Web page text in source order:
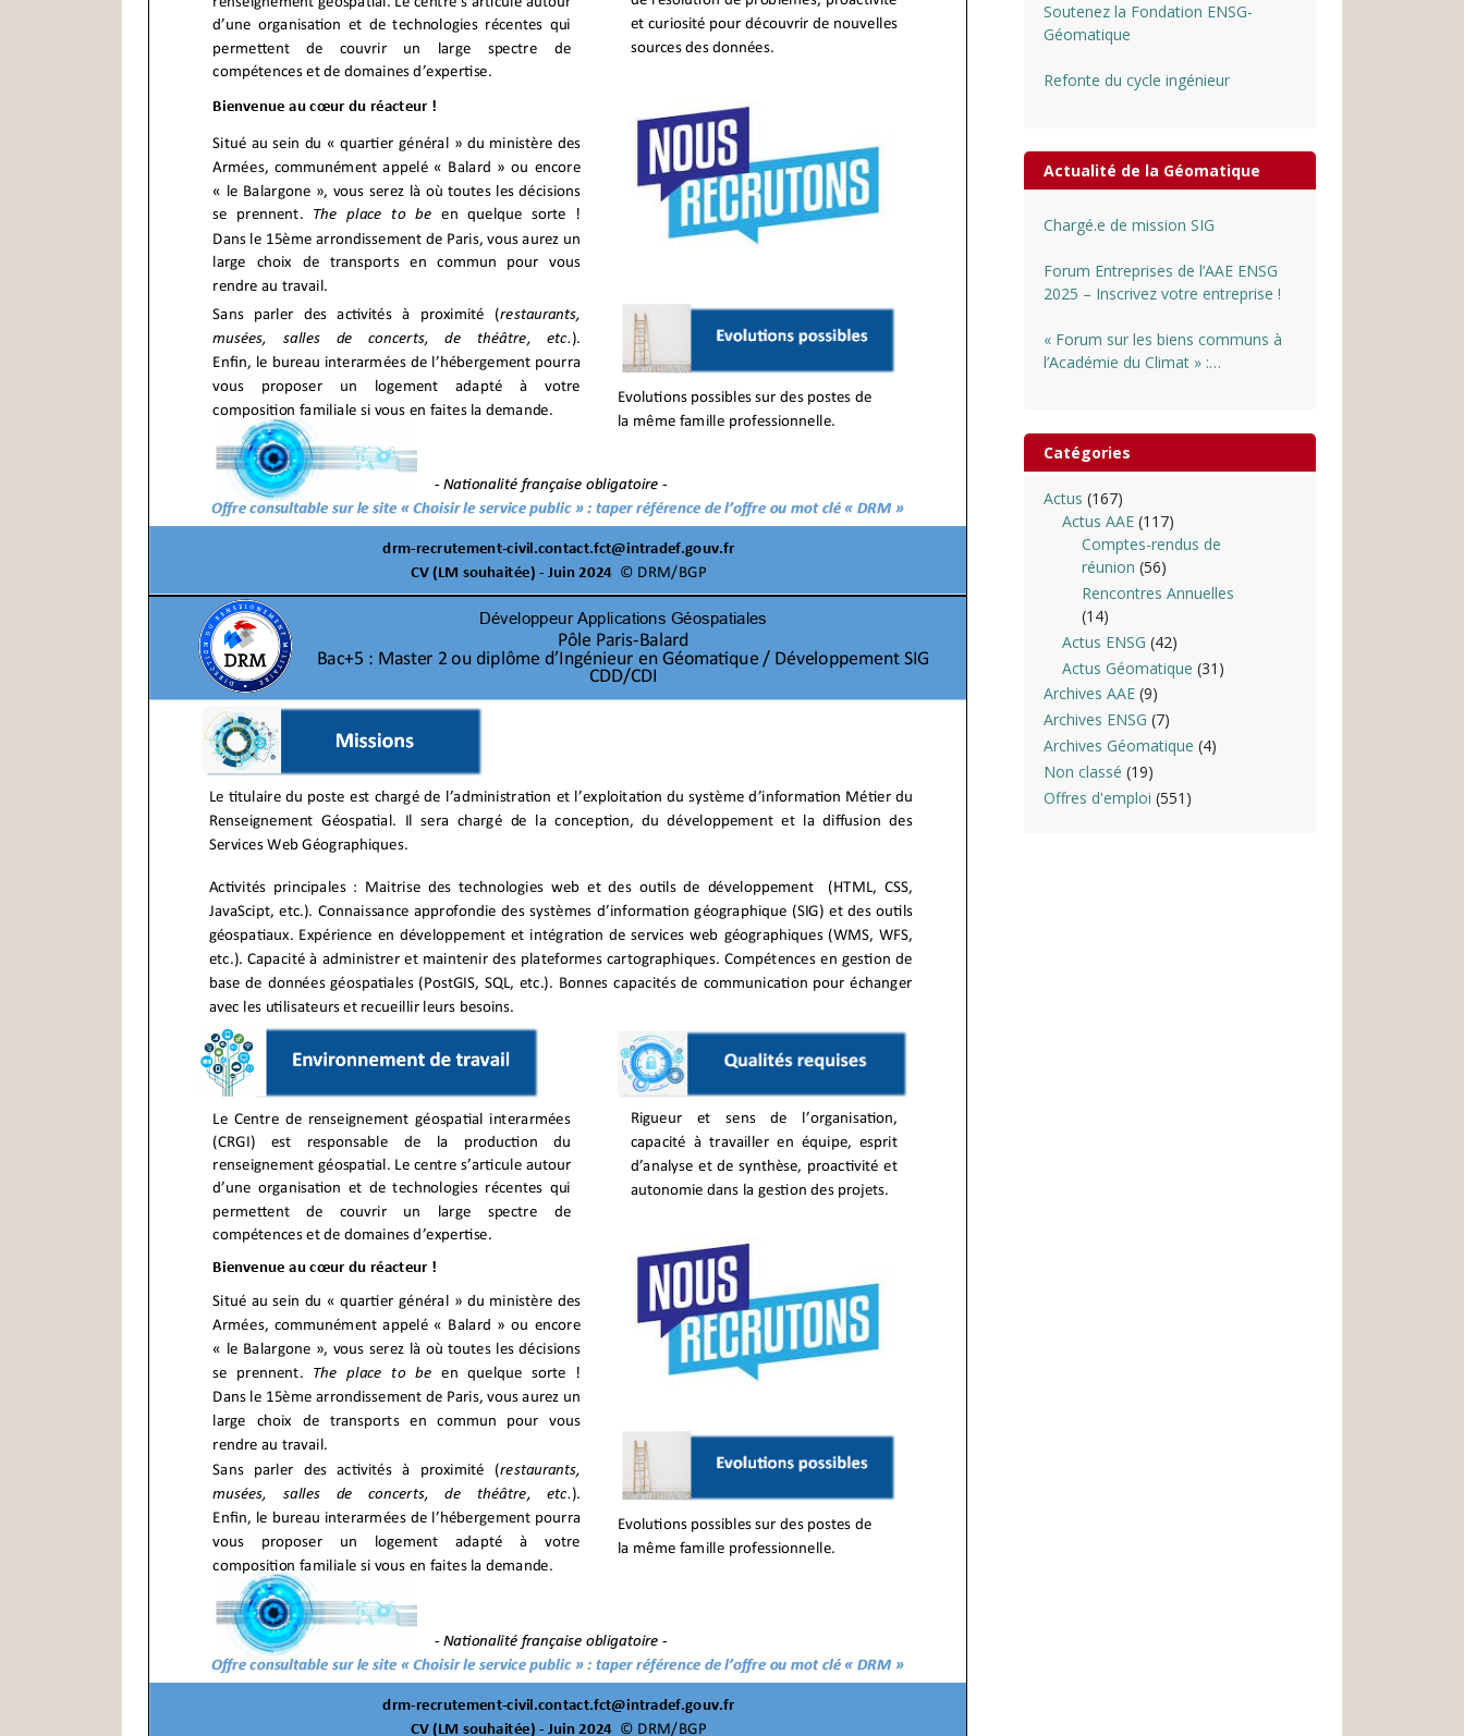
Soutenez la Fondation ENSG-
Géomatique
Refonte du cycle ingénieur
Actualité de la Géomatique
Chargé.e de mission SIG
Forum Entreprises de l’AAE ENSG
2025 – Inscrivez votre entreprise !
« Forum sur les biens communs à
l’Académie du Climat » :
Catégories
Actus (167)
Actus AAE (117)
Comptes-rendus de
réunion (56)
Rencontres Annuelles
(14)
Actus ENSG (42)
Actus Géomatique (31)
Archives AAE(9)
Archives ENSG (7)
Archives Géomatique (4)
Non classé (19)
Offres d'emploi (551)